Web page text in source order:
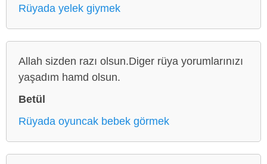
Rüyada yelek giymek
Allah sizden razı olsun.Diger rüya yorumlarınızı
yaşadım hamd olsun.
Betül
Rüyada oyuncak bebek görmek